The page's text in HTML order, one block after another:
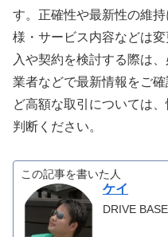
す。正確性や最新性の維
様・サービス内容などは
入や契約を検討する際は
業者などで最新情報をご
ど高額な取引については
判断ください。
この記事を書いた人
ケイ
DRIVE